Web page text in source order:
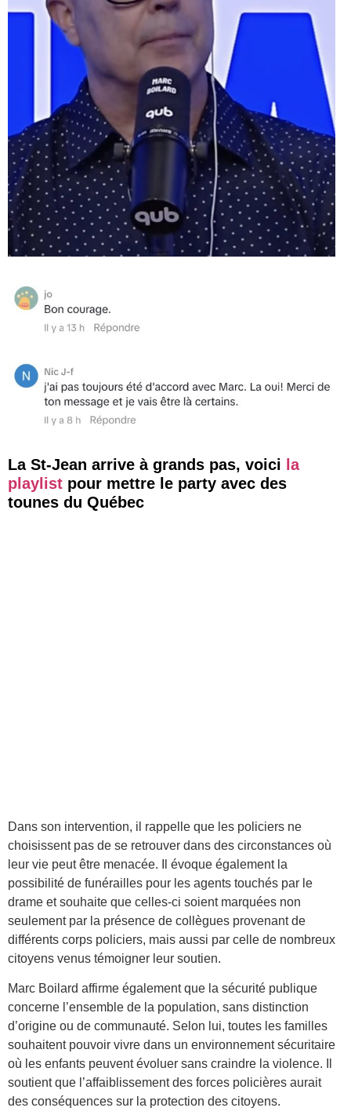
La St-Jean arrive à grands pas, voici la
playlist pour mettre le party avec des
tounes du Québec
Dans son intervention, il rappelle que les policiers ne
choisissent pas de se retrouver dans des circonstances où
leur vie peut être menacée. Il évoque également la
possibilité de funérailles pour les agents touchés par le
drame et souhaite que celles-ci soient marquées non
seulement par la présence de collègues provenant de
différents corps policiers, mais aussi par celle de nombreux
citoyens venus témoigner leur soutien.
Marc Boilard affirme également que la sécurité publique
concerne l’ensemble de la population, sans distinction
d’origine ou de communauté. Selon lui, toutes les familles
souhaitent pouvoir vivre dans un environnement sécuritaire
où les enfants peuvent évoluer sans craindre la violence. Il
soutient que l’affaiblissement des forces policières aurait
des conséquences sur la protection des citoyens.